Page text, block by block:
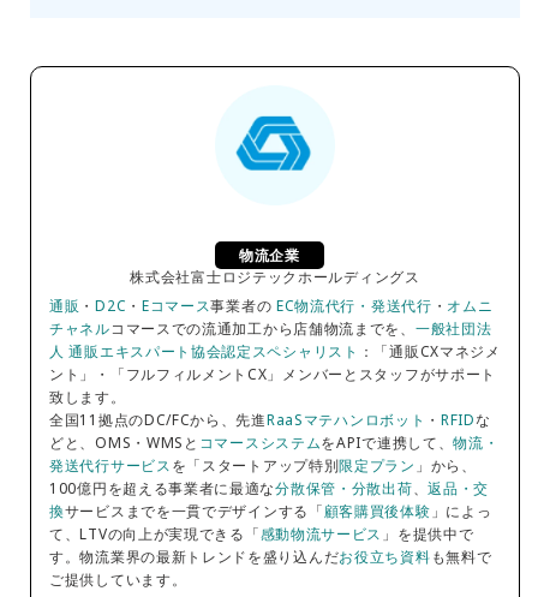
物流企業
株式会社富士ロジテックホールディングス
通販 ・D2C ・ Eコマース事業者の EC物流代行・発送代行 ・ オムニ
チャネルコマースでの流通加工から店舗物流までを、 一般社団法
人 通販エキスパート協会認定スペシャリスト ：「通販CXマネジメ
ント」・「フルフィルメントCX」メンバーとスタッフがサポート
致します。
全国11拠点のDC/FCから、先進RaaSマテハンロボット ・RFIDな
どと、OMS・WMSと コマースシステムをAPIで連携して、物流・
発送代行サービスを「スタートアップ特別限定プラン 」から、
100億円を超える事業者に最適な分散保管・分散出荷、返品・交
換サービスまでを一貫でデザインする「顧客購買後体験 」によっ
て、LTVの向上が実現できる「感動物流サービス 」を提供中で
す。物流業界の最新トレンドを盛り込んだお役立ち資料も無料で
ご提供しています。